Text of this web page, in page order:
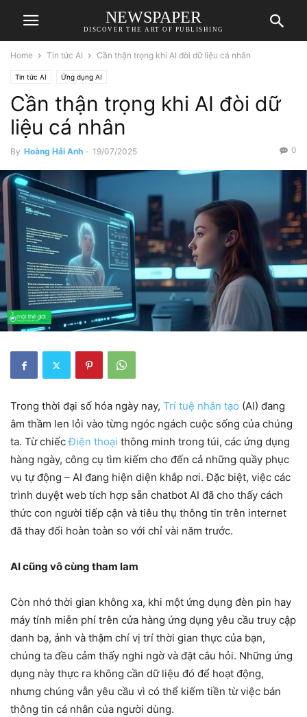
NEWSPAPER
DISCOVER THE ART OF PUBLISHING
Home Tin tức AI Cần thận trọng khi AI đòi dữ liệu cá nhân
Tin tức AI Ứng dụng AI
Cần thận trọng khi AI đòi dữ
liệu cá nhân
By Hoàng Hải Anh - 19/07/2025 0
Trong thời đại số hóa ngày nay, Trí tuệ nhân tạo (AI) đang
âm thầm len lỏi vào từng ngóc ngách cuộc sống của chúng
ta. Từ chiếcĐiện thoại thông minh trong túi, các ứng dụng
hàng ngày, công cụ tìm kiếm cho đến cả những quầy phục
vụ tự động – AI đang hiện diện khắp nơi. Đặc biệt, việc các
trình duyệt web tích hợp sẵn chatbot AI đã cho thấy cách
thức con người tiếp cận và tiêu thụ thông tin trên internet
đã thay đổi hoàn toàn so với chỉ vài năm trước.
AI cũng vô cùng tham lam
Còn nhớ thời gian không xa, khi một ứng dụng đèn pin hay
máy tính miễn phí trên cửa hàng ứng dụng yêu cầu truy cập
danh bạ, ảnh và thậm chí vị trí thời gian thực của bạn,
chúng ta đều cảm thấy nghi ngờ và đặt câu hỏi. Những ứng
dụng này thực ra không cần dữ liệu đó để hoạt động,
nhưng chúng vẫn yêu cầu vì có thể kiếm tiền từ việc bán
thông tin cá nhân của người dùng.